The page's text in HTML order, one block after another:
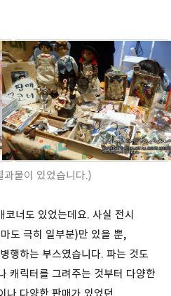
과물이 있었습니다.)
코너도 있었는데요. 사실 전시
도 극히 일부분)만 있을 뿐,
행하는 부스였습니다. 파는 것도
캐릭터를 그려주는 것부터 다양한
나 다양한 판매가 있었던